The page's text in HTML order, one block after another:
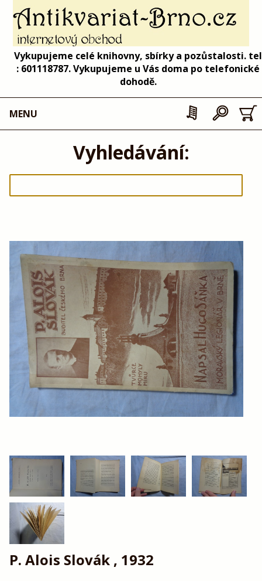
Vykupujeme celé knihovny, sbírky a pozůstalosti. tel
: 601118787. Vykupujeme u Vás doma po telefonické
dohodě.
MENU
Vyhledávání:
P. Alois Slovák , 1932